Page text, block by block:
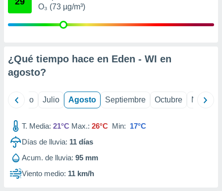
mediante
publicidad
publicidad
1199
O₃ (73 µg/m³)
¿Qué tiempo hace en Eden - WI en
agosto?
Junio Julio Agosto Septiembre Octubre
T. Media: 21°C Max.: 26°C Min: 17°C
Días de lluvia: 11 días
Acum. de lluvia: 95 mm
Viento medio: 11 km/h